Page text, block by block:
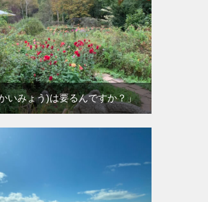
いみょう)は要るんですか？」